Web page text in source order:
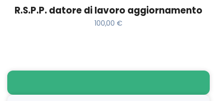
R.S.P.P. datore di lavoro aggiornamento
100,00€